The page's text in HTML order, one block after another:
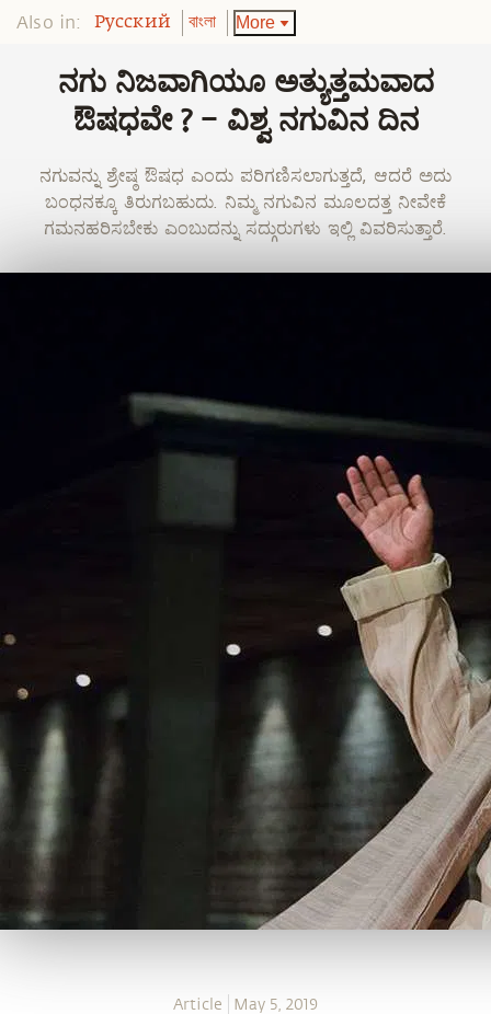
Also in: Pусский বাংলা More
ನಗು ನಿಜವಾಗಿಯೂ ಅತ್ಯುತ್ತಮವಾದ
ಔಷಧವೇ ? – ವಿಶ್ವ ನಗುವಿನ ದಿನ
ನಗುವನ್ನು ಶ್ರೇಷ್ಠ ಔಷಧ ಎಂದು ಪರಿಗಣಿಸಲಾಗುತ್ತದೆ, ಆದರೆ ಅದು
ಬಂಧನಕ್ಕೂ ತಿರುಗಬಹುದು. ನಿಮ್ಮ ನಗುವಿನ ಮೂಲದತ್ತ ನೀವೇಕೆ
ಗಮನಹರಿಸಬೇಕು ಎಂಬುದನ್ನು ಸದ್ಗುರುಗಳು ಇಲ್ಲಿ ವಿವರಿಸುತ್ತಾರೆ.
Article May 5, 2019